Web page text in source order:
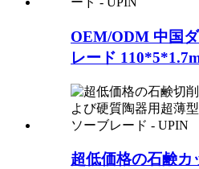
OEM/ODM 中国
レード
超低価格の石鹸カ